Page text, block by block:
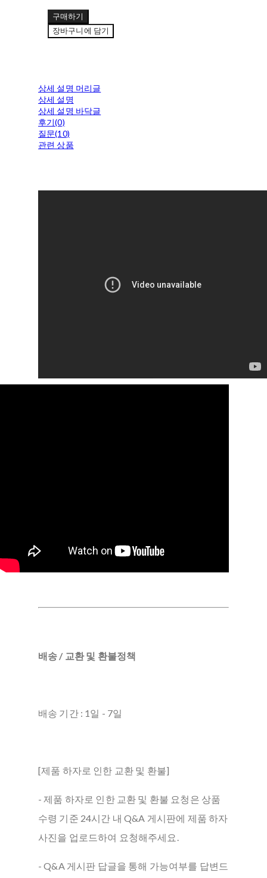
구매하기
장바구니에 담기
상세 설명 머리글
상세 설명
상세 설명 바닥글
후기(0)
질문(10)
관련 상품
배송 / 교환 및 환불정책
배송 기간 : 1일 - 7일
[제품 하자로 인한 교환 및 환불]
- 제품 하자로 인한 교환 및 환불 요청은 상품
수령 기준 24시간 내 Q&A 게시판에 제품 하자
사진을 업로드하여 요청해주세요.
- Q&A 게시판 답글을 통해 가능여부를 답변드